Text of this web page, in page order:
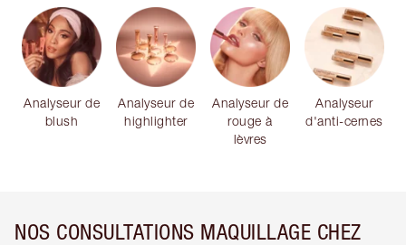
Analyseur de
blush
Analyseur de
highlighter
Analyseur de
rouge à
lèvres
Analyseur
d'anti-cernes
NOS CONSULTATIONS MAQUILLAGE CHEZ